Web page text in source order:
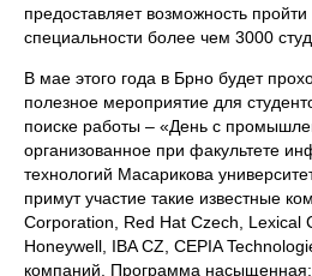
предоставляет возможность пройти
специальности более чем 3000
В мае этого года в Брно будет
полезное мероприятие для
поиске работы – «День с
организованное при факультете
технологий Масарикова
примут участие такие известные
Corporation, Red Hat Czech, Lexical
Honeywell, IBA CZ, CEPIA
компаний. Программа